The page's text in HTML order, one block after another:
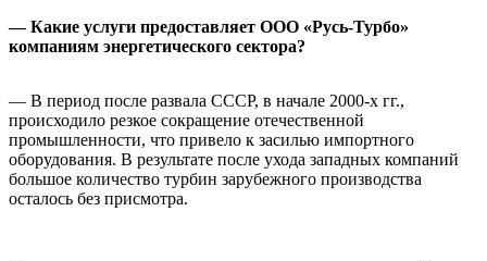
— Какие услуги предоставляет ООО «Русь-Турбо»
компаниям энергетического сектора?
— В период после развала СССР, в начале 2000-х гг.,
происходило резкое сокращение отечественной
промышленности, что привело к засилью импортного
оборудования. В результате после ухода западных компаний
большое количество турбин зарубежного производства
осталось без присмотра.